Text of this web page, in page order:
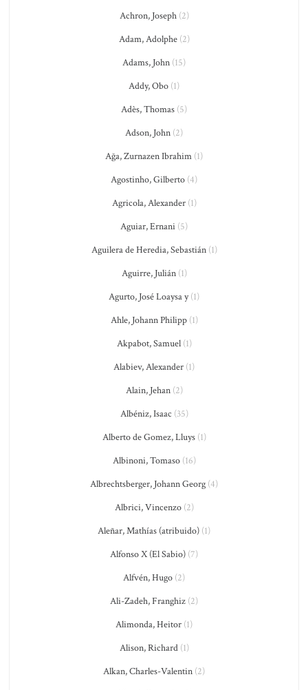
Achron, Joseph(2)
Adam, Adolphe(2)
Adams, John (15)
Addy, Obo (1)
Adès, Thomas (5)
Adson, John (2)
Ağa, Zurnazen Ibrahim (1)
Agostinho, Gilberto (4)
Agricola, Alexander(1)
Aguiar, Ernani (5)
Aguilera de Heredia, Sebastián(1)
Aguirre, Julián(1)
Agurto, José Loaysa y(1)
Ahle, Johann Philipp(1)
Akpabot, Samuel(1)
Alabiev, Alexander (1)
Alain, Jehan(2)
Albéniz, Isaac (35)
Alberto de Gomez, Lluys(1)
Albinoni, Tomaso(16)
Albrechtsberger, Johann Georg (4)
Albrici, Vincenzo(2)
Aleñar, Mathías (atribuido) (1)
Alfonso X (El Sabio) (7)
Alfvén, Hugo (2)
Ali-Zadeh, Franghiz (2)
Alimonda, Heitor (1)
Alison, Richard(1)
Alkan, Charles-Valentin (2)